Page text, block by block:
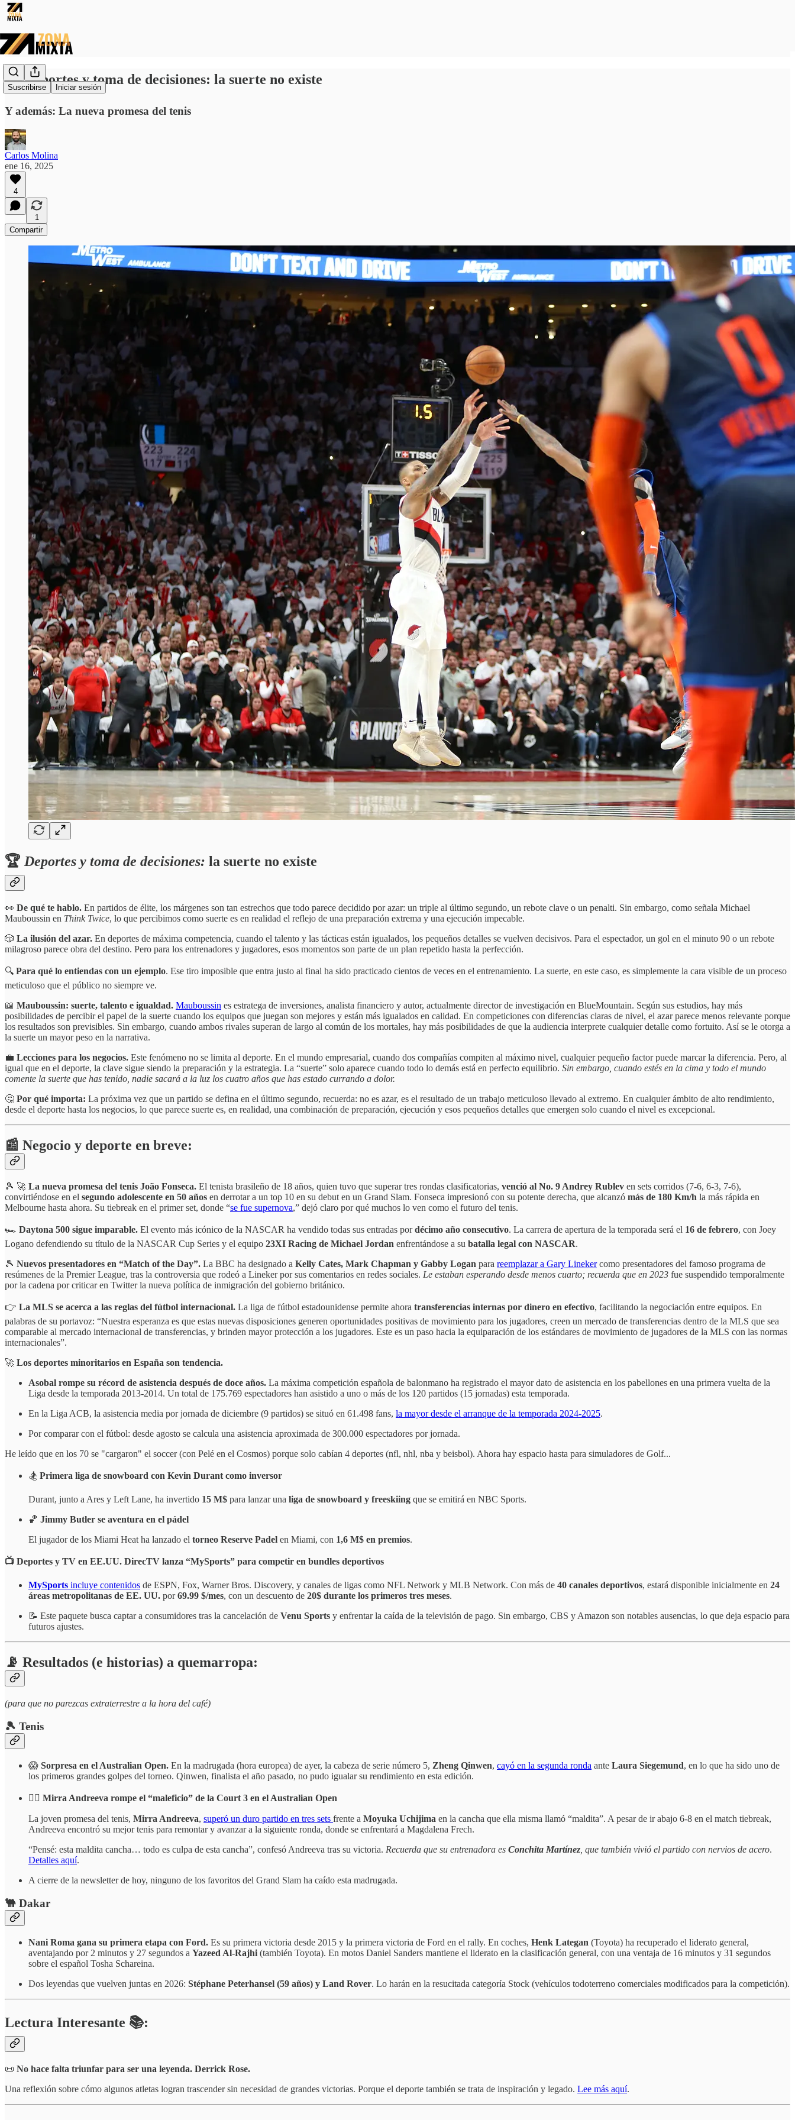
Suscribirse Iniciar sesión
🏆 Deportes y toma de decisiones: la suerte no existe
Y además: La nueva promesa del tenis
Carlos Molina
ene 16, 2025
4
1
Compartir
🏆 Deportes y toma de decisiones: la suerte no existe
👀 De qué te hablo. En partidos de élite, los márgenes son tan estrechos que todo parece decidido por azar: un triple al último segundo, un rebote clave o un penalti. Sin embargo, como señala Michael
Mauboussin en Think Twice, lo que percibimos como suerte es en realidad el reflejo de una preparación extrema y una ejecución impecable.
🎲 La ilusión del azar. En deportes de máxima competencia, cuando el talento y las tácticas están igualados, los pequeños detalles se vuelven decisivos. Para el espectador, un gol en el minuto 90 o un rebote
milagroso parece obra del destino. Pero para los entrenadores y jugadores, esos momentos son parte de un plan repetido hasta la perfección.
🔍 Para qué lo entiendas con un ejemplo. Ese tiro imposible que entra justo al final ha sido practicado cientos de veces en el entrenamiento. La suerte, en este caso, es simplemente la cara visible de un proceso
meticuloso que el público no siempre ve.
📖 Mauboussin: suerte, talento e igualdad. Mauboussin es estratega de inversiones, analista financiero y autor, actualmente director de investigación en BlueMountain. Según sus estudios, hay más
posibilidades de percibir el papel de la suerte cuando los equipos que juegan son mejores y están más igualados en calidad. En competiciones con diferencias claras de nivel, el azar parece menos relevante porque
los resultados son previsibles. Sin embargo, cuando ambos rivales superan de largo al común de los mortales, hay más posibilidades de que la audiencia interprete cualquier detalle como fortuito. Así se le otorga a
la suerte un mayor peso en la narrativa.
💼 Lecciones para los negocios. Este fenómeno no se limita al deporte. En el mundo empresarial, cuando dos compañías compiten al máximo nivel, cualquier pequeño factor puede marcar la diferencia. Pero, al
igual que en el deporte, la clave sigue siendo la preparación y la estrategia. La “suerte” solo aparece cuando todo lo demás está en perfecto equilibrio. Sin embargo, cuando estés en la cima y todo el mundo
comente la suerte que has tenido, nadie sacará a la luz los cuatro años que has estado currando a dolor.
🤔 Por qué importa: La próxima vez que un partido se defina en el último segundo, recuerda: no es azar, es el resultado de un trabajo meticuloso llevado al extremo. En cualquier ámbito de alto rendimiento,
desde el deporte hasta los negocios, lo que parece suerte es, en realidad, una combinación de preparación, ejecución y esos pequeños detalles que emergen solo cuando el nivel es excepcional.
📰 Negocio y deporte en breve:
🎾 🚀 La nueva promesa del tenis João Fonseca. El tenista brasileño de 18 años, quien tuvo que superar tres rondas clasificatorias, venció al No. 9 Andrey Rublev en sets corridos (7-6, 6-3, 7-6),
convirtiéndose en el segundo adolescente en 50 años en derrotar a un top 10 en su debut en un Grand Slam. Fonseca impresionó con su potente derecha, que alcanzó más de 180 Km/h la más rápida en
Melbourne hasta ahora. Su tiebreak en el primer set, donde “se fue supernova,” dejó claro por qué muchos lo ven como el futuro del tenis.
🏎️ Daytona 500 sigue imparable. El evento más icónico de la NASCAR ha vendido todas sus entradas pordécimo año consecutivo. La carrera de apertura de la temporada será el 16 de febrero, con Joey
Logano defendiendo su título de la NASCAR Cup Series y el equipo 23XI Racing de Michael Jordan enfrentándose a su batalla legal con NASCAR.
🎾 Nuevos presentadores en “Match of the Day”. La BBC ha designado a Kelly Cates, Mark Chapman y Gabby Logan para reemplazar a Gary Linekercomo presentadores del famoso programa de
resúmenes de la Premier League, tras la controversia que rodeó a Lineker por sus comentarios en redes sociales. Le estaban esperando desde menos cuarto; recuerda que en 2023 fue suspendido temporalmente
por la cadena por criticar en Twitter la nueva política de inmigración del gobierno británico.
👉 La MLS se acerca a las reglas del fútbol internacional. La liga de fútbol estadounidense permite ahora transferencias internas por dinero en efectivo, facilitando la negociación entre equipos. En
palabras de su portavoz: “Nuestra esperanza es que estas nuevas disposiciones generen oportunidades positivas de movimiento para los jugadores, creen un mercado de transferencias dentro de la MLS que sea
comparable al mercado internacional de transferencias, y brinden mayor protección a los jugadores. Este es un paso hacia la equiparación de los estándares de movimiento de jugadores de la MLS con las normas
internacionales”.
🚀 Los deportes minoritarios en España son tendencia.
Asobal rompe su récord de asistencia después de doce años. La máxima competición española de balonmano ha registrado el mayor dato de asistencia en los pabellones en una primera vuelta de la
Liga desde la temporada 2013-2014. Un total de 175.769 espectadores han asistido a uno o más de los 120 partidos (15 jornadas) esta temporada.
En la Liga ACB, la asistencia media por jornada de diciembre (9 partidos) se situó en 61.498 fans, la mayor desde el arranque de la temporada 2024-2025.
Por comparar con el fútbol: desde agosto se calcula una asistencia aproximada de 300.000 espectadores por jornada.
He leído que en los 70 se "cargaron" el soccer (con Pelé en el Cosmos) porque solo cabían 4 deportes (nfl, nhl, nba y beisbol). Ahora hay espacio hasta para simuladores de Golf...
🏂 Primera liga de snowboard con Kevin Durant como inversor
Durant, junto a Ares y Left Lane, ha invertido 15 M$ para lanzar una liga de snowboard y freeskiing que se emitirá en NBC Sports.
🏀 Jimmy Butler se aventura en el pádel
El jugador de los Miami Heat ha lanzado el torneo Reserve Padel en Miami, con 1,6 M$ en premios.
📺 Deportes y TV en EE.UU. DirecTV lanza “MySports” para competir en bundles deportivos
MySports incluye contenidos de ESPN, Fox, Warner Bros. Discovery, y canales de ligas como NFL Network y MLB Network. Con más de 40 canales deportivos, estará disponible inicialmente en 24
áreas metropolitanas de EE. UU. por69.99 $/mes, con un descuento de 20$ durante los primeros tres meses.
📝 Este paquete busca captar a consumidores tras la cancelación de Venu Sports y enfrentar la caída de la televisión de pago. Sin embargo, CBS y Amazon son notables ausencias, lo que deja espacio para
futuros ajustes.
📡 Resultados (e historias) a quemarropa:
(para que no parezcas extraterrestre a la hora del café)
🎾 Tenis
😱 Sorpresa en el Australian Open. En la madrugada (hora europea) de ayer, la cabeza de serie número 5, Zheng Qinwen, cayó en la segunda ronda ante Laura Siegemund, en lo que ha sido uno de
los primeros grandes golpes del torneo. Qinwen, finalista el año pasado, no pudo igualar su rendimiento en esta edición.
⛓️‍💥 Mirra Andreeva rompe el “maleficio” de la Court 3 en el Australian Open
La joven promesa del tenis, Mirra Andreeva, superó un duro partido en tres sets frente a Moyuka Uchijima en la cancha que ella misma llamó “maldita”. A pesar de ir abajo 6-8 en el match tiebreak,
Andreeva encontró su mejor tenis para remontar y avanzar a la siguiente ronda, donde se enfrentará a Magdalena Frech.
“Pensé: esta maldita cancha… todo es culpa de esta cancha”, confesó Andreeva tras su victoria. Recuerda que su entrenadora es Conchita Martínez, que también vivió el partido con nervios de acero.
Detalles aquí.
A cierre de la newsletter de hoy, ninguno de los favoritos del Grand Slam ha caído esta madrugada.
🐫 Dakar
Nani Roma gana su primera etapa con Ford. Es su primera victoria desde 2015 y la primera victoria de Ford en el rally. En coches, Henk Lategan (Toyota) ha recuperado el liderato general,
aventajando por 2 minutos y 27 segundos a Yazeed Al-Rajhi (también Toyota). En motos Daniel Sanders mantiene el liderato en la clasificación general, con una ventaja de 16 minutos y 31 segundos
sobre el español Tosha Schareina.
Dos leyendas que vuelven juntas en 2026: Stéphane Peterhansel (59 años) y Land Rover. Lo harán en la resucitada categoría Stock (vehículos todoterreno comerciales modificados para la competición).
Lectura Interesante 📚:
📜 No hace falta triunfar para ser una leyenda. Derrick Rose.
Una reflexión sobre cómo algunos atletas logran trascender sin necesidad de grandes victorias. Porque el deporte también se trata de inspiración y legado. Lee más aquí.